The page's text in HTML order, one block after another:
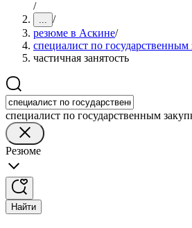
/
... /
резюме в Аскине/
специалист по государственным
частичная занятость
специалист по государственным
Резюме
Найти